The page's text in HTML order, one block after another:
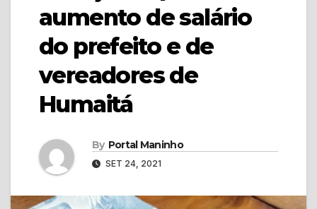
aumento de salário
do prefeito e de
vereadores de
Humaitá
By Portal Maninho
SET 24, 2021